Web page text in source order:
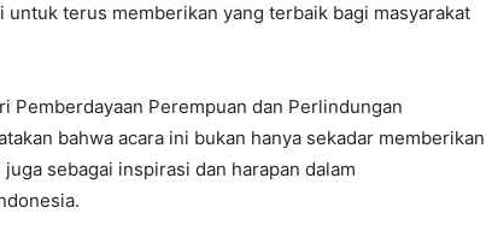
terus memberikan yang terbaik bagi masyarakat
Pemberdayaan Perempuan dan Perlindungan
bahwa acara ini bukan hanya sekadar memberikan
sebagai inspirasi dan harapan dalam